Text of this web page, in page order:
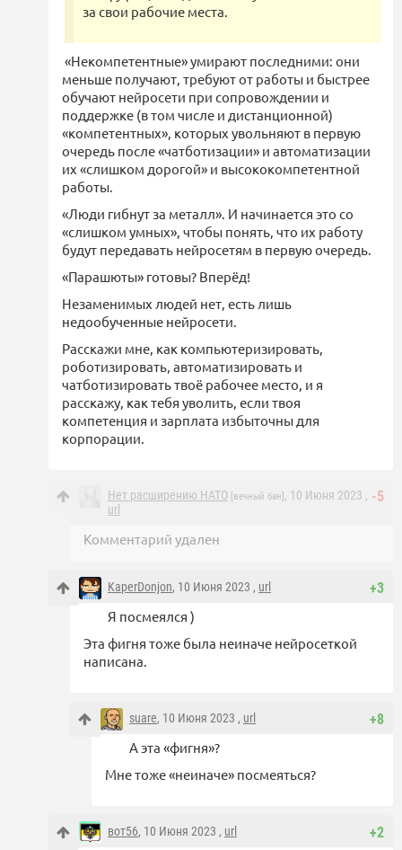
за свои рабочие места.
«Некомпетентные» умирают последними: они
меньше получают, требуют от работы и быстрее
обучают нейросети при сопровождении и
поддержке (в том числе и дистанционной)
«компетентных», которых увольняют в первую
очередь после «чатботизации» и автоматизации
их «слишком дорогой» и высококомпетентной
работы.
«Люди гибнут за металл». И начинается это со
«слишком умных», чтобы понять, что их работу
будут передавать нейросетям в первую очередь.
«Парашюты» готовы? Вперёд!
Незаменимых людей нет, есть лишь
недообученные нейросети.
Расскажи мне, как компьютеризировать,
роботизировать, автоматизировать и
чатботизировать твоё рабочее место, и я
расскажу, как тебя уволить, если твоя
компетенция и зарплата избыточны для
корпорации.
-5
Нет расширению НАТО [вечный бан] , 10 Июня 2023 ,
url
Комментарий удален
+3
KaperDonjon, 10 Июня 2023 , url
Я посмеялся )
Эта фигня тоже была неиначе нейросеткой
написана.
+8
suare, 10 Июня 2023 , url
А эта «фигня»?
Мне тоже «неиначе» посмеяться?
+2
вот56, 10 Июня 2023 , url